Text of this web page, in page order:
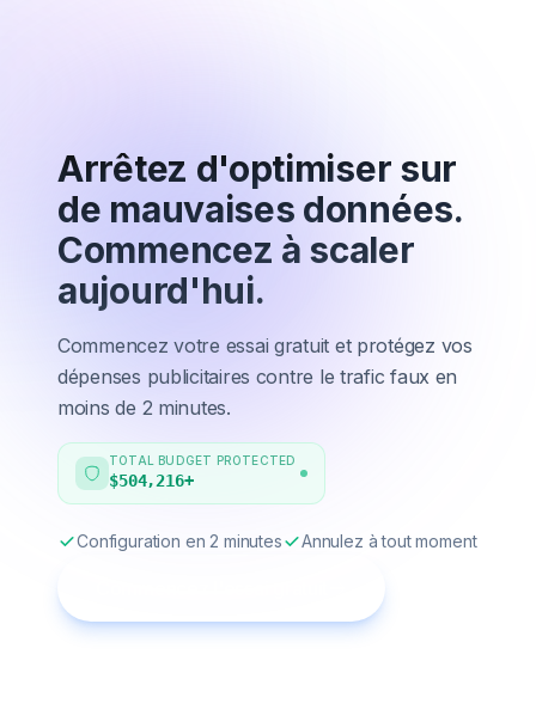
Arrêtez d'optimiser sur
de mauvaises données.
Commencez à scaler
aujourd'hui.
Commencez votre essai gratuit et protégez vos
dépenses publicitaires contre le trafic faux en
moins de 2 minutes.
TOTAL BUDGET PROTECTED
$504,216+
Configuration en 2 minutes Annulez à tout moment